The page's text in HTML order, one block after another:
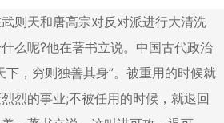
天和唐高宗对反对派进行大清洗
么呢?他在著书立说。中国古代政治
下，穷则独善其身”。被重用的时候就
烈的事业;不被任用的时候，就退回